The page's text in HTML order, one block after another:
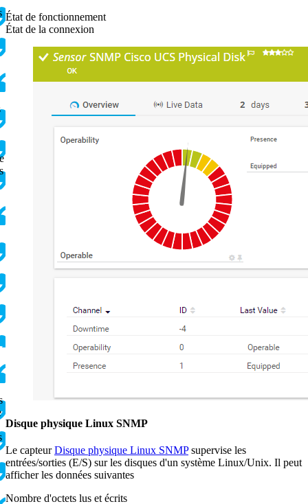
État de fonctionnement
État de la connexion
Disque physique Linux SNMP
Le capteurDisque physique Linux SNMPsupervise les
entrées/sorties (E/S) sur les disques d'un système Linux/Unix. Il peut
afficher les données suivantes
Nombre d'octets lus et écrits